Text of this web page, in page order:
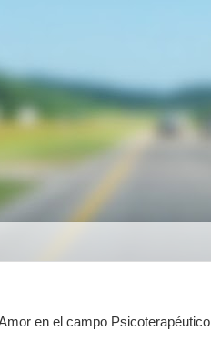
en el campo Psicoterapéutico